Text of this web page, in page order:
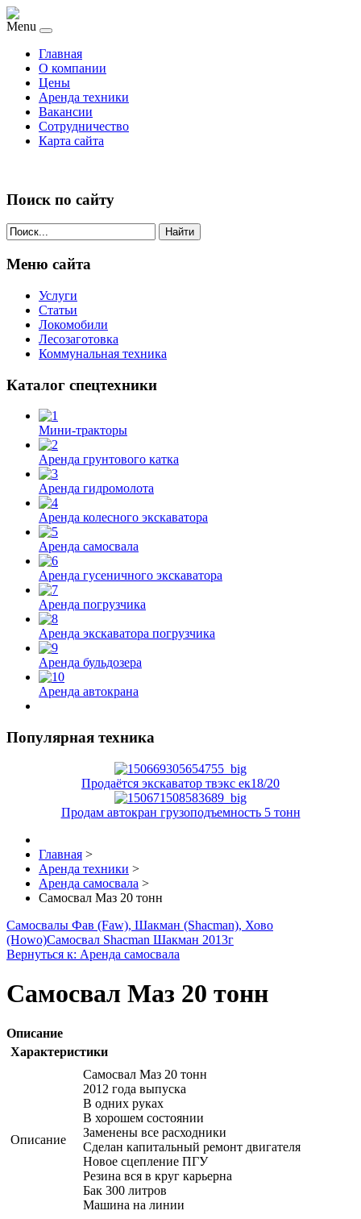
Menu
Главная
О компании
Цены
Аренда техники
Вакансии
Сотрудничество
Карта сайта
Поиск по сайту
Найти
Меню сайта
Услуги
Статьи
Локомобили
Лесозаготовка
Коммунальная техника
Каталог спецтехники
Мини-тракторы
Аренда грунтового катка
Аренда гидромолота
Аренда колесного экскаватора
Аренда самосвала
Аренда гусеничного экскаватора
Аренда погрузчика
Аренда экскаватора погрузчика
Аренда бульдозера
Аренда автокрана
Популярная техника
Продаётся экскаватор твэкс ек18/20
Продам автокран грузоподъемность 5 тонн
Главная >
Аренда техники >
Аренда самосвала >
Самосвал Маз 20 тонн
Самосвалы Фав (Faw), Шакман (Shacman), Хово
(Howo)Самосвал Shacman Шакман 2013г
Вернуться к: Аренда самосвала
Самосвал Маз 20 тонн
Описание
Характеристики
Описание
Самосвал Маз 20 тонн
2012 года выпуска
В одних руках
В хорошем состоянии
Заменены все расходники
Сделан капитальный ремонт двигателя
Новое сцепление ПГУ
Резина вся в круг карьерна
Бак 300 литров
Машина на линии